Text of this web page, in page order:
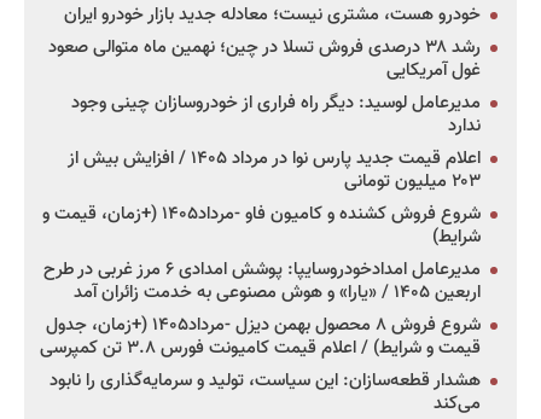
خودرو هست، مشتری نیست؛ معادله جدید بازار خودرو ایران
رشد ۳۸ درصدی فروش تسلا در چین؛ نهمین ماه متوالی صعود
غول آمریکایی
مدیرعامل لوسید: دیگر راه فراری از خودروسازان چینی وجود
ندارد
اعلام قیمت جدید پارس نوا در مرداد ۱۴۰۵ / افزایش بیش از
۲۰۳ میلیون تومانی
شروع فروش کشنده و کامیون فاو -مرداد۱۴۰۵ (+زمان، قیمت و
شرایط)
مدیرعامل امدادخودروسایپا: پوشش امدادی ۶ مرز غربی در طرح
اربعین ۱۴۰۵ / «یارا» و هوش مصنوعی به خدمت زائران آمد
شروع فروش ۸ محصول بهمن دیزل -مرداد۱۴۰۵ (+زمان، جدول
قیمت و شرایط) / اعلام قیمت کامیونت فورس ۳.۸ تن کمپرسی
هشدار قطعه‌سازان: این سیاست، تولید و سرمایه‌گذاری را نابود
می‌کند